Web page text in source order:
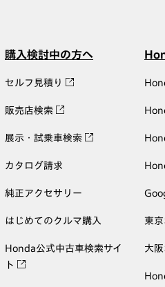
購入検討中の方へ
セルフ見積り
販売店検索
展示・試乗車検索
カタログ請求
純正アクセサリー
はじめてのクルマ購入
Honda公式中古車検索サイ
ト
東
大